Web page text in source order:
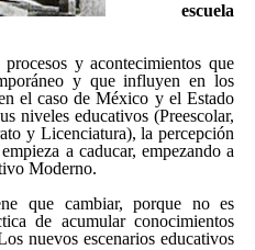
escuela
y acontecimientos que
y que influyen en los
el caso de México y el Estado
niveles educativos (Preescolar,
y Licenciatura), la percepción
a caducar, empezando a
Moderno.
que cambiar, porque no es
de acumular conocimientos
nuevos escenarios educativos